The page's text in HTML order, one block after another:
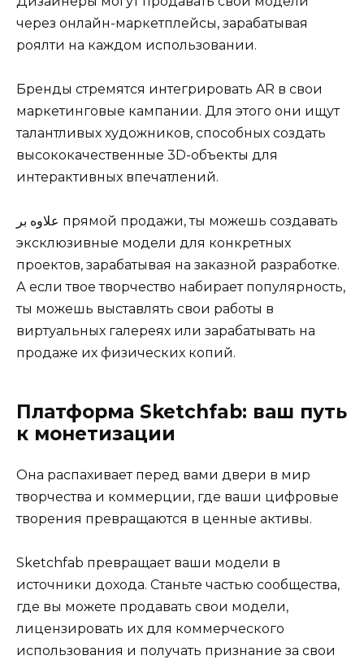
через онлайн-маркетплейсы, зарабатывая
роялти на каждом использовании.
Бренды стремятся интегрировать AR в свои
маркетинговые кампании. Для этого они ищут
талантливых художников, способных создать
высококачественные 3D-объекты для
интерактивных впечатлений.
علاوه بر прямой продажи, ты можешь создавать
эксклюзивные модели для конкретных
проектов, зарабатывая на заказной разработке.
А если твое творчество набирает популярность,
ты можешь выставлять свои работы в
виртуальных галереях или зарабатывать на
продаже их физических копий.
Платформа Sketchfab: ваш путь
к монетизации
Она распахивает перед вами двери в мир
творчества и коммерции, где ваши цифровые
творения превращаются в ценные активы.
Sketchfab превращает ваши модели в
источники дохода. Станьте частью сообщества,
где вы можете продавать свои модели,
лицензировать их для коммерческого
использования и получать признание за свои